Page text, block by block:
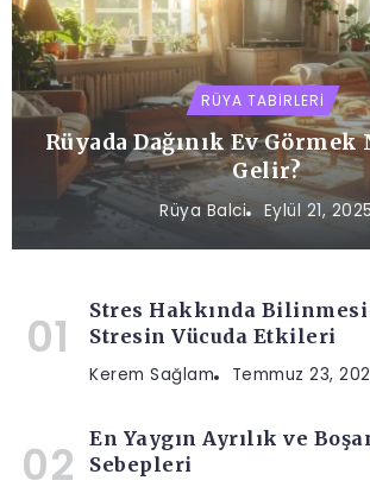
RÜYA TABIRLERI
Rüyada Dağınık Ev Görmek
Gelir?
Rüya Balci Eylül 21,
Stres Hakkında
Stresin Vücuda Etkileri
Kerem Sağlam Temmuz 23,
En Yaygın Ayrılık ve
Sebepleri